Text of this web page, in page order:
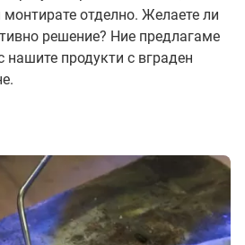
монтирате отделно. Желаете ли
решение? Ние предлагаме
нашите продукти с вграден